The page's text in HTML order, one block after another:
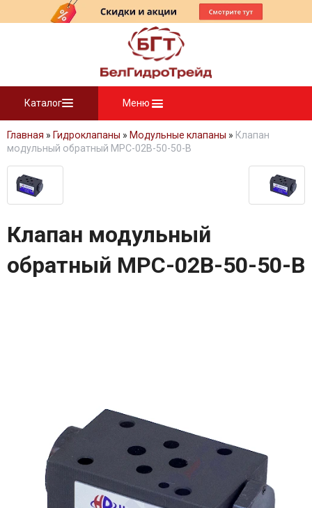
Каталог Меню
Главная » Гидроклапаны » Модульные клапаны » Клапан
модульный обратный MPC-02B-50-50-B
Клапан модульный
обратный MPC-02B-50-50-B